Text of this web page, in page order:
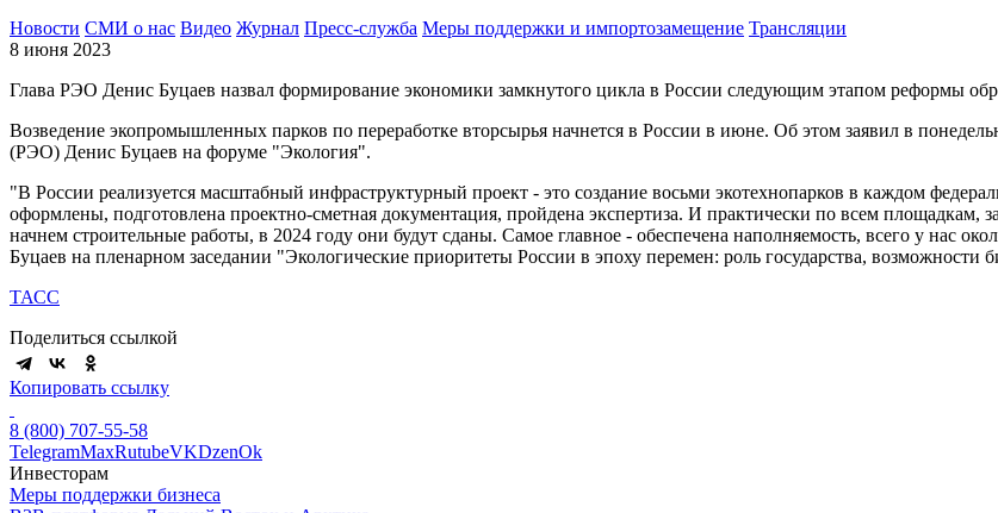
Новости СМИ о нас Видео Журнал Пресс-служба Меры поддержки и импортозамещение Трансляции
8 июня 2023
Глава РЭО Денис Буцаев назвал формирование экономики замкнутого цикла в России следующим этапом реформы
Возведение экопромышленных парков по переработке вторсырья начнется в России в июне. Об этом заявил в
(РЭО) Денис Буцаев на форуме "Экология".
"В России реализуется масштабный инфраструктурный проект - это создание восьми экотехнопарков в каждом
оформлены, подготовлена проектно-сметная документация, пройдена экспертиза. И практически по всем
начнем строительные работы, в 2024 году они будут сданы. Самое главное - обеспечена наполняемость, всего у нас
Буцаев на пленарном заседании "Экологические приоритеты России в эпоху перемен: роль государства, возможности
ТАСС
Поделиться ссылкой
Копировать ссылку
8 (800) 707-55-58
TelegramMaxRutubeVKDzenOk
Инвесторам
Меры поддержки бизнеса